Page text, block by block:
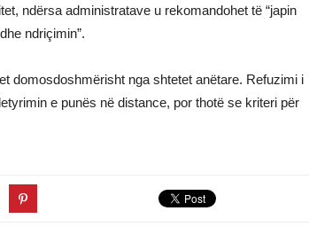
ndërsa administratave u rekomandohet të “japin
ndriçimin”.
domosdoshmërisht nga shtetet anëtare. Refuzimi i
e punës në distance, por thotë se kriteri për